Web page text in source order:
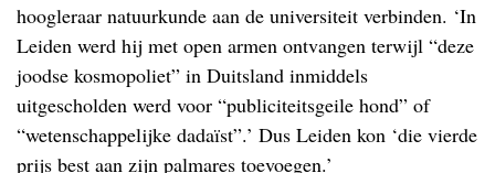
hoogleraar natuurkunde aan de universiteit verbinden. ‘In
Leiden werd hij met open armen ontvangen terwijl “deze
joodse kosmopoliet” in Duitsland inmiddels
uitgescholden werd voor “publiciteitsgeile hond” of
“wetenschappelijke dadaïst”.’ Dus Leiden kon ‘die vierde
prijs best aan zijn palmares toevoegen.’